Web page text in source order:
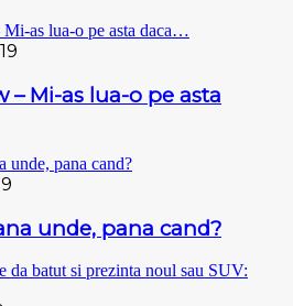
– Mi-as lua-o pe asta
unde, pana cand?